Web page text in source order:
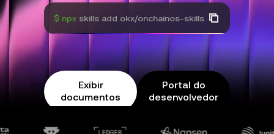
$ npx skills add okx/onchainos-skills
Exibir
documentos
Portal do
desenvolvedor